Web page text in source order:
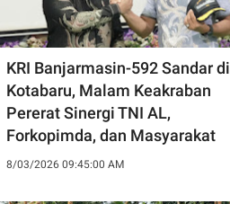
KRI Banjarmasin-592 Sandar di
Kotabaru, Malam Keakraban
Pererat Sinergi TNI AL,
Forkopimda, dan Masyarakat
8/03/2026 09:45:00 AM